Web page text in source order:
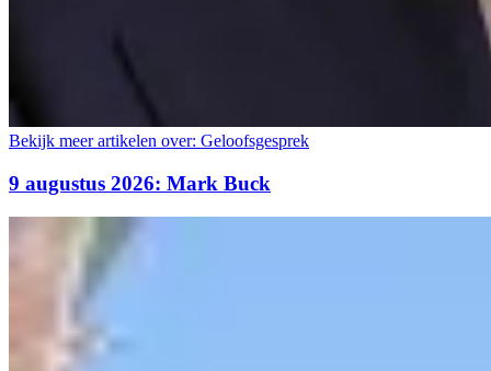
Bekijk meer artikelen over: Geloofsgesprek
9 augustus 2026: Mark Buck